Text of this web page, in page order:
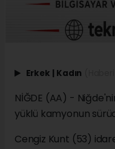
Erkek Kadın
NİĞDE (AA) -
yüklü kamyonun
Cengiz Kunt (53)